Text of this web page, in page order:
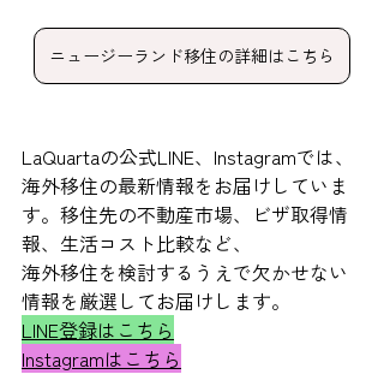
ニュージーランド移住の詳細はこちら
LaQuartaの公式LINE、Instagramでは、
海外移住の最新情報をお届けしていま
す。移住先の不動産市場、ビザ取得情
報、生活コスト比較など、
海外移住を検討するうえで欠かせない
情報を厳選してお届けします。
LINE登録はこちら
Instagramはこちら